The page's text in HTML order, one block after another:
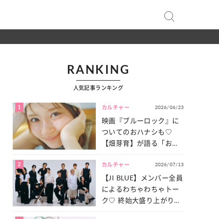
RANKING
人気記事ランキング
1 カルチャー 2026/06/23
映画『ブルーロック』に
ついてのおハナシも♡
【畑芽育】が語る「お仕
は？
2 カルチャー 2026/07/13
【JI BLUE】メンバー全員
によるわちゃわちゃトー
ク♡ 終始大盛り上がりだ